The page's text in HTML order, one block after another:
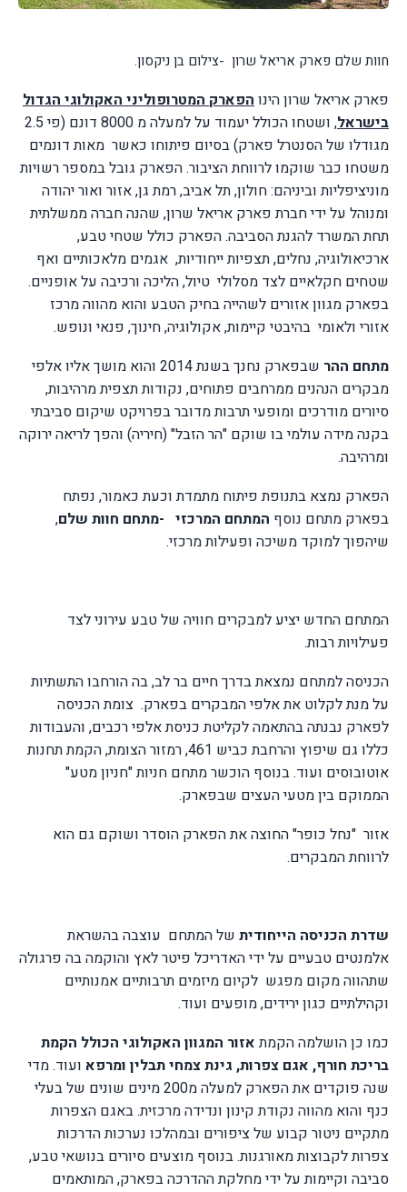
חוות שלם פארק אריאל שרון -צילום בן ניקסון.
פארק אריאל שרון הינוהפארק המטרופוליני האקולוגי הגדול
בישראל
, ושטחו הכולל יעמוד על למעלה מ 8000 דונם (פי 2.5
מגודלו של הסנטרל פארק) בסיום פיתוחו כאשר מאות דונמים
משטחו כבר שוקמו לרווחת הציבור. הפארק גובל במספר רשויות
מוניציפליות וביניהם: חולון, תל אביב, רמת גן, אזור ואור יהודה
ומנוהל על ידי חברת פארק אריאל שרון, שהנה חברה ממשלתית
תחת המשרד להגנת הסביבה. הפארק כולל שטחי טבע,
ארכיאולוגיה, נחלים, תצפיות ייחודיות, אגמים מלאכותיים ואף
שטחים חקלאיים לצד מסלולי טיול, הליכה ורכיבה על אופניים.
בפארק מגוון אזורים לשהייה בחיק הטבע והוא מהווה מרכז
אזורי ולאומי בהיבטי קיימות, אקולוגיה, חינוך, פנאי ונופש.
מתחם ההר
שבפארק נחנך בשנת 2014 והוא מושך אליו אלפי
מבקרים הנהנים ממרחבים פתוחים, נקודות תצפית מרהיבות,
סיורים מודרכים ומופעי תרבות מדובר בפרויקט שיקום סביבתי
בקנה מידה עולמי בו שוקם "הר הזבל" (חיריה) והפך לריאה ירוקה
ומרהיבה.
הפארק נמצא בתנופת פיתוח מתמדת וכעת כאמור, נפתח
בפארק מתחם נוסף המתחם המרכזי -מתחם חוות שלם,
שיהפוך למוקד משיכה ופעילות מרכזי.
המתחם החדש יציע למבקרים חוויה של טבע עירוני לצד
פעילויות רבות.
הכניסה למתחם נמצאת בדרך חיים בר לב, בה הורחבו התשתיות
על מנת לקלוט את אלפי המבקרים בפארק. צומת הכניסה
לפארק נבנתה בהתאמה לקליטת כניסת אלפי רכבים, והעבודות
כללו גם שיפוץ והרחבת כביש 461, רמזור הצומת, הקמת תחנות
אוטובוסים ועוד. בנוסף הוכשר מתחם חניות "חניון מטע"
הממוקם בין מטעי העצים שבפארק.
אזור "נחל כופר" החוצה את הפארק הוסדר ושוקם גם הוא
לרווחת המבקרים.
שדרת הכניסה הייחודית של המתחם עוצבה בהשראת
אלמנטים טבעיים על ידי האדריכל פיטר לאץ והוקמה בה פרגולה
שתהווה מקום מפגש לקיום מיזמים תרבותיים אמנותיים
וקהילתיים כגון ירידים, מופעים ועוד.
כמו כן הושלמה הקמתאזור המגוון האקולוגי הכולל הקמת
בריכת חורף, אגם צפרות, גינת צמחי תבלין ומרפא ועוד. מדי
שנה פוקדים את הפארק למעלה מ200 מינים שונים של בעלי
כנף והוא מהווה נקודת קינון ונדידה מרכזית. באגם הצפרות
מתקיים ניטור קבוע של ציפורים ובמהלכו נערכות הדרכות
צפרות לקבוצות מאורגנות. בנוסף מוצעים סיורים בנושאי טבע,
סביבה וקיימות על ידי מחלקת ההדרכה בפארק, המותאמים